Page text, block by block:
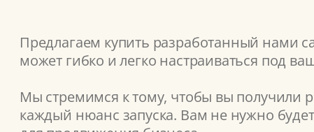
Предлагаем купить разработанный нами
может гибко и легко настраиваться под
Мы стремимся к тому, чтобы вы получили
каждый нюанс запуска. Вам не нужно